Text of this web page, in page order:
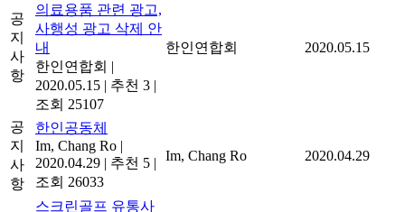
공
지
사
항
의료용품 관련 광고,
사행성 광고 삭제 안
내
한인연합회 |
2020.05.15 | 추천 3 |
조회 25107
한인연합회 2020.05.15
공
지
사
항
한인공동체
Im, Chang Ro |
2020.04.29 | 추천 5 |
조회 26033
Im, Chang Ro 2020.04.29
스크린골프 유통사